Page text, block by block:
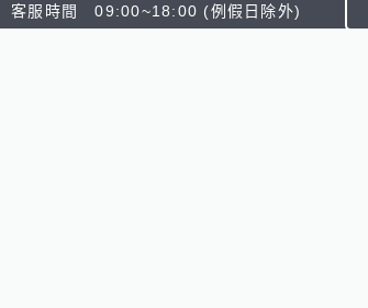
客服時間 09:00~18:00 (例假日除外)